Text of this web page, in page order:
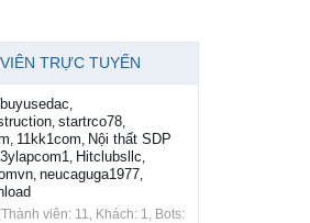
TRỰC TUYẾN
startrco78
11kk1com Nội thất SDP
Hitclubsllc
neucaguga1977
viên: 11, Khách: 1, Bots: